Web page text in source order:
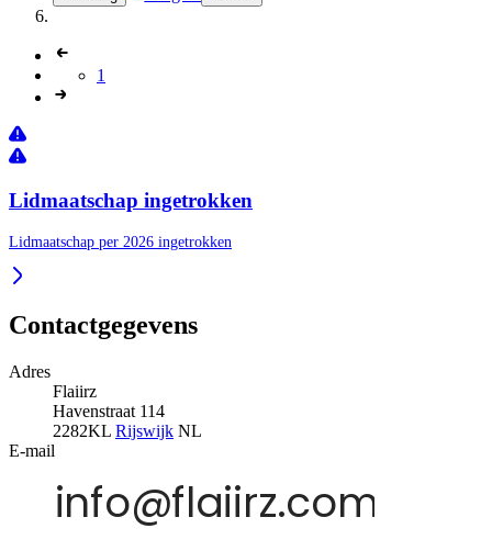
1
Lidmaatschap ingetrokken
Lidmaatschap per 2026 ingetrokken
Contactgegevens
Adres
Flaiirz
Havenstraat 114
2282KL Rijswijk NL
E-mail